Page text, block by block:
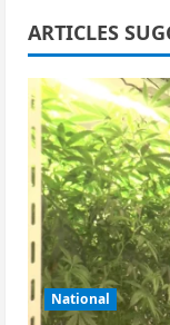
t
i
o
n
d
’
ARTICLES
National